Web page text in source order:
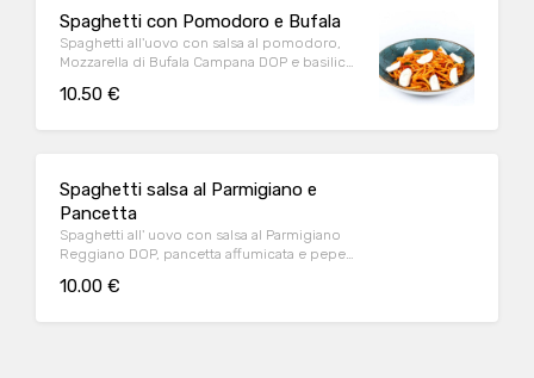
Spaghetti con Pomodoro e Bufala
Spaghetti all'uovo con salsa al pomodoro,
Mozzarella di Bufala Campana DOP e basilico
10.50 €
Spaghetti salsa al Parmigiano e
Pancetta
Spaghetti all' uovo con salsa al Parmigiano
Reggiano DOP, pancetta affumicata e pepe
10.00 €